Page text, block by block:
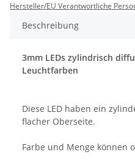
Hersteller/EU Verantwortliche
Beschreibung
3mm LEDs zylindrisch
Leuchtfarben
Diese LED haben ein
flacher Oberseite.
Farbe und Menge können